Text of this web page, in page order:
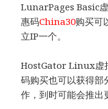
LunarPages Basic
惠码China30购买可
立IP一个。
HostGator Linux虚
码购买也可以获得部
作，到时可能会推出